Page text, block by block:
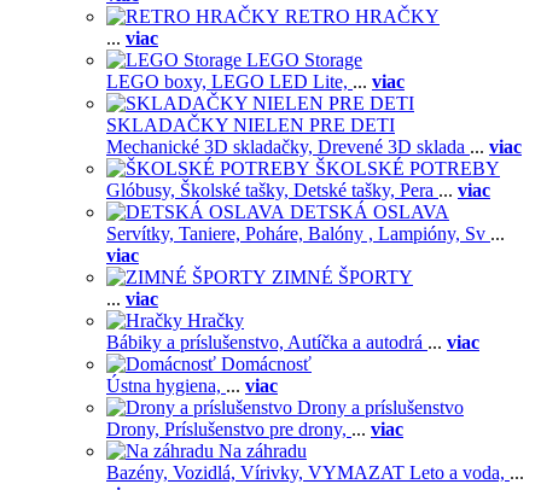
RETRO HRAČKY
... viac
LEGO Storage
LEGO boxy, LEGO LED Lite, ... viac
SKLADAČKY NIELEN PRE DETI
Mechanické 3D skladačky, Drevené 3D sklada ... viac
ŠKOLSKÉ POTREBY
Glóbusy, Školské tašky, Detské tašky, Pera ... viac
DETSKÁ OSLAVA
Servítky, Taniere, Poháre, Balóny , Lampióny, Sv ...
viac
ZIMNÉ ŠPORTY
... viac
Hračky
Bábiky a príslušenstvo, Autíčka a autodrá ... viac
Domácnosť
Ústna hygiena, ... viac
Drony a príslušenstvo
Drony, Príslušenstvo pre drony, ... viac
Na záhradu
Bazény, Vozidlá, Vírivky, VYMAZAT Leto a voda, ...